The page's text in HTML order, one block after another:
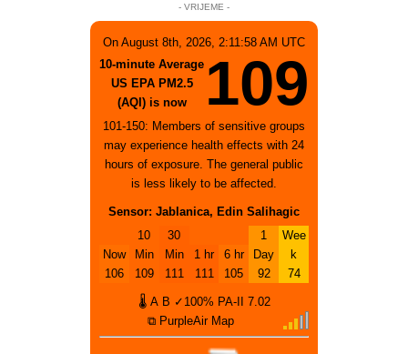
- VRIJEME -
On August 8th, 2026, 2:11:58 AM UTC
10-minute Average
US EPA PM2.5
(AQI) is now
109
101-150: Members of sensitive groups
may experience health effects with 24
hours of exposure. The general public
is less likely to be affected.
Sensor: Jablanica, Edin Salihagic
Now
106
10
Min
109
30
Min
111
1 hr
111
6 hr
105
1
Day
92
Wee
k
74
🌡 A B ✓100% PA-II
7.02
⧉ PurpleAir Map